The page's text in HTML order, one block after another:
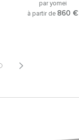
par yomei
à partir de 860 €